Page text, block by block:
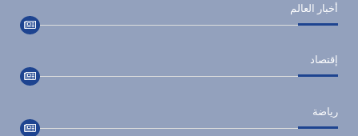
أخبار العالم
إقتصاد
رياضة